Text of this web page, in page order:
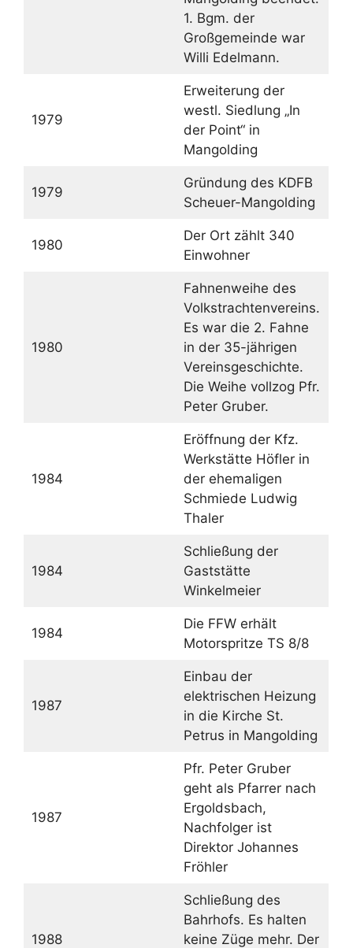
1. Bgm. der
Großgemeinde war
Willi Edelmann.
1979
Erweiterung der
westl. Siedlung „In
der Point“ in
Mangolding
1979
Gründung des KDFB
Scheuer-Mangolding
1980
Der Ort zählt 340
Einwohner
1980
Fahnenweihe des
Volkstrachtenvereins.
Es war die 2. Fahne
in der 35-jährigen
Vereinsgeschichte.
Die Weihe vollzog Pfr.
Peter Gruber.
1984
Eröffnung der Kfz.
Werkstätte Höfler in
der ehemaligen
Schmiede Ludwig
Thaler
1984
Schließung der
Gaststätte
Winkelmeier
1984
Die FFW erhält
Motorspritze TS 8/8
1987
Einbau der
elektrischen Heizung
in die Kirche St.
Petrus in Mangolding
1987
Pfr. Peter Gruber
geht als Pfarrer nach
Ergoldsbach,
Nachfolger ist
Direktor Johannes
Fröhler
1988
Schließung des
Bahrhofs. Es halten
keine Züge mehr. Der